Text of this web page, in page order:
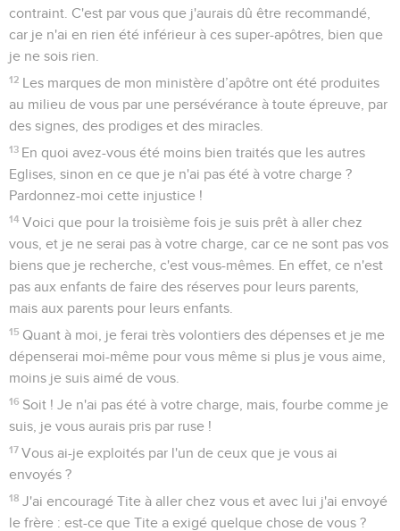
contraint. C'est par vous que j'aurais dû être recommandé,
car je n'ai en rien été inférieur à ces super-apôtres, bien que
je ne sois rien.
12 Les marques de mon ministère d’apôtre ont été produites
au milieu de vous par une persévérance à toute épreuve, par
des signes, des prodiges et des miracles.
13 En quoi avez-vous été moins bien traités que les autres
Eglises, sinon en ce que je n'ai pas été à votre charge ?
Pardonnez-moi cette injustice !
14 Voici que pour la troisième fois je suis prêt à aller chez
vous, et je ne serai pas à votre charge, car ce ne sont pas vos
biens que je recherche, c'est vous-mêmes. En effet, ce n'est
pas aux enfants de faire des réserves pour leurs parents,
mais aux parents pour leurs enfants.
15 Quant à moi, je ferai très volontiers des dépenses et je me
dépenserai moi-même pour vous même si plus je vous aime,
moins je suis aimé de vous.
16 Soit ! Je n'ai pas été à votre charge, mais, fourbe comme je
suis, je vous aurais pris par ruse !
17 Vous ai-je exploités par l'un de ceux que je vous ai
envoyés ?
18 J'ai encouragé Tite à aller chez vous et avec lui j'ai envoyé
le frère : est-ce que Tite a exigé quelque chose de vous ?